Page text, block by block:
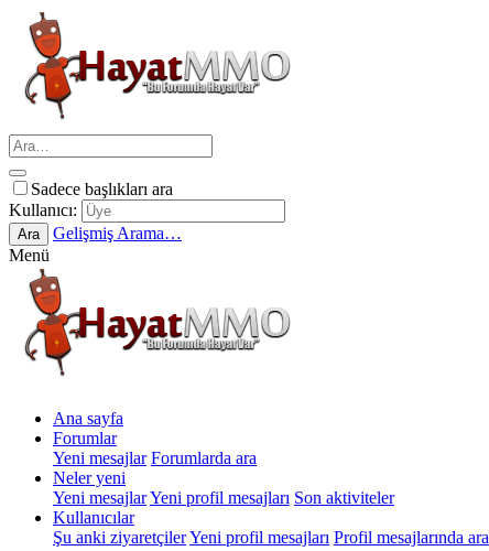
Sadece başlıkları ara
Kullanıcı:
Ara
Gelişmiş Arama…
Menü
Ana sayfa
Forumlar
Yeni mesajlar Forumlarda ara
Neler yeni
Yeni mesajlarYeni profil mesajları Son aktiviteler
Kullanıcılar
Şu anki ziyaretçilerYeni profil mesajları Profil mesajlarında ara